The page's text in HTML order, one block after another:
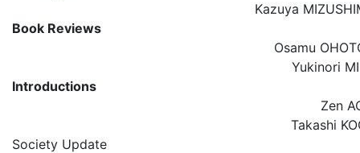
Kazuya
Book Reviews
Osamu
Yukinori
Introductions
Zen
Takashi
Society Update